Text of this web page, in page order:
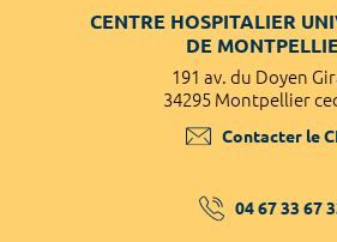
CENTRE HOSPITALIER
DE
191 av. du Doyen
34295 Montpellier
Contacter le
04 67 33 67